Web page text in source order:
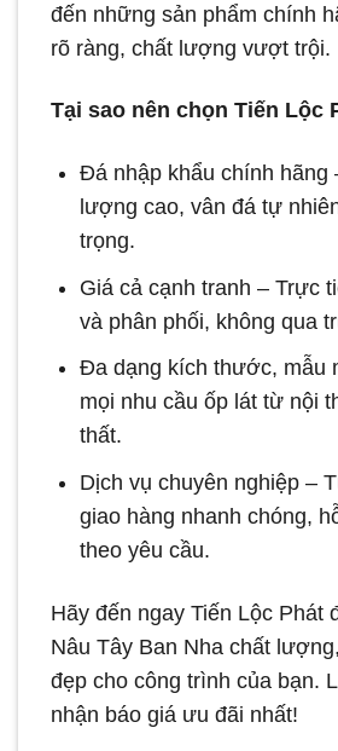
đến những sản phẩm chính
rõ ràng, chất lượng vượt trội.
Tại sao nên chọn Tiến Lộc
Đá nhập khẩu chính hãng
lượng cao, vân đá tự
trọng.
Giá cả cạnh tranh – Trực
và phân phối, không qua
Đa dạng kích thước, mẫu
mọi nhu cầu ốp lát từ nội
thất.
Dịch vụ chuyên nghiệp –
giao hàng nhanh chóng,
theo yêu cầu.
Hãy đến ngay Tiến Lộc Phát
Nâu Tây Ban Nha chất
đẹp cho công trình của bạn.
nhận báo giá ưu đãi nhất!